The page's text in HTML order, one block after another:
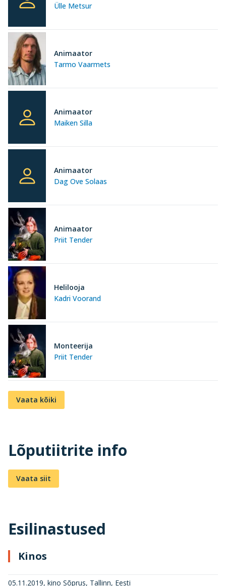
Ülle Metsur
Tarmo Vaarmets
Animaator
Maiken Silla
Animaator
Dag Ove Solaas
Animaator
Priit Tender
Animaator
Kadri Voorand
Helilooja
Priit Tender
Monteerija
Vaata kõiki
Lõputiitrite info
Vaata siit
Esilinastused
Kinos
05.11.2019, kino Sõprus, Tallinn, Eesti